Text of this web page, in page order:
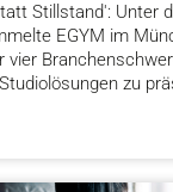
Stillstand': Unter
EGYM im
vier
zu